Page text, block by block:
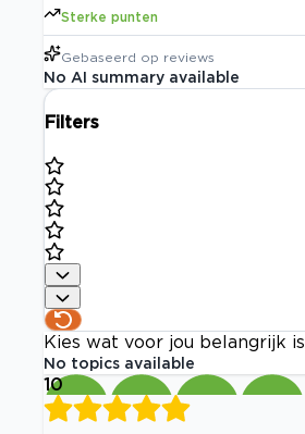
Sterke punten
Gebaseerd op reviews
No AI summary available
Filters
Kies wat voor jou belangrijk is
No topics available
10